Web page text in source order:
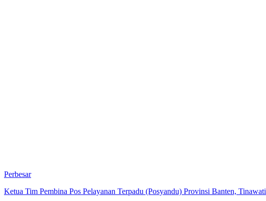
Perbesar
Ketua Tim Pembina Pos Pelayanan Terpadu (Posyandu) Provinsi Banten,